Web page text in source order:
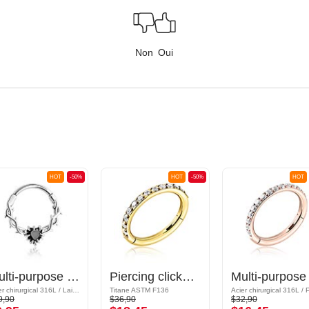
Non Oui
-50%
HOT
Multi-purpose clicker (acier chirurgical, argent, finition brillante) avec coeur en cristal
-50%
HOT
Piercing clicker (titane, or, finition brillante) avec pierres en cristal
Titane ASTM F136
$36,90
HOT
$32,90